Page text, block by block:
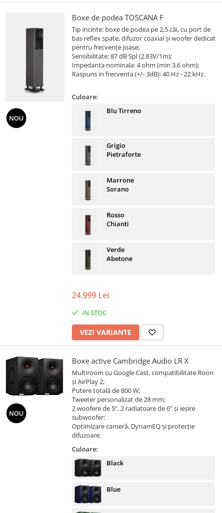
NOU
Boxe de podea TOSCANA F
Tip incinte: boxe de podea pe 2,5 căi, cu port de
bas reflex spate, difuzor coaxial și woofer dedicat
pentru frecvențe joase;
Sensibilitate: 87 dB Spl (2.83V/1m);
Impedanta nominala: 4 ohm (min 3.6 ohm);
Raspuns in frecventa (+/- 3dB): 40 Hz - 22 kHz.
Culoare:
Blu Tirreno
Grigio
Pietraforte
Marrone
Sorano
Rosso
Chianti
Verde
Abetone
24.999 Lei
IN STOC
VEZI VARIANTE
NOU
Boxe active Cambridge Audio LR X
Multiroom cu Google Cast, compatibilitate Roon
și AirPlay 2;
Putere totală de 800 W;
Tweeter personalizat de 28 mm;
2 woofere de 5”, 2 radiatoare de 6” și ieșire
subwoofer;
Optimizare cameră, DynamEQ și protecție
difuzoare.
Culoare:
Black
Blue